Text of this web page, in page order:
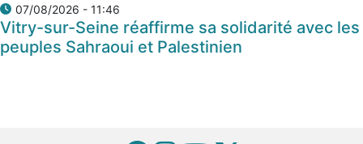
07/08/2026 - 11:46
Vitry-sur-Seine réaffirme sa solidarité avec les
peuples Sahraoui et Palestinien